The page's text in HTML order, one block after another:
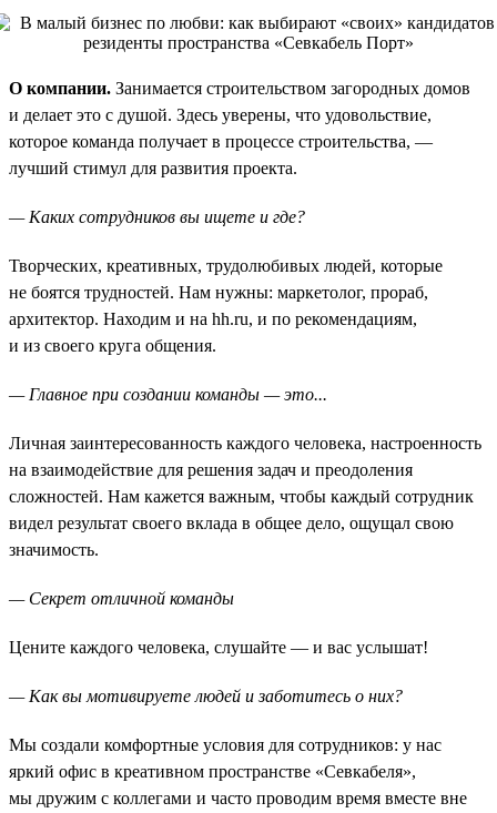
О компании. Занимается строительством загородных домов
и делает это с душой. Здесь уверены, что удовольствие,
которое команда получает в процессе строительства, —
лучший стимул для развития проекта.
— Каких сотрудников вы ищете и где?
Творческих, креативных, трудолюбивых людей, которые
не боятся трудностей. Нам нужны: маркетолог, прораб,
архитектор. Находим и на hh.ru, и по рекомендациям,
и из своего круга общения.
— Главное при создании команды — это...
Личная заинтересованность каждого человека, настроенность
на взаимодействие для решения задач и преодоления
сложностей. Нам кажется важным, чтобы каждый сотрудник
видел результат своего вклада в общее дело, ощущал свою
значимость.
— Секрет отличной команды
Цените каждого человека, слушайте — и вас услышат!
— Как вы мотивируете людей и заботитесь о них?
Мы создали комфортные условия для сотрудников: у нас
яркий офис в креативном пространстве «Севкабеля»,
мы дружим с коллегами и часто проводим время вместе вне